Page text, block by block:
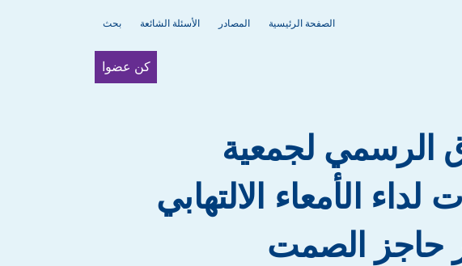
الصفحة الرئيسية المصادر الأسئلة الشائعة بحث
كن عضوا
الرسمي لجمعية
لداء الأمعاء الالتهابي
حاجز الصمت